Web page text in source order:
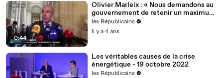
0:44
Olivier Marleix : « Nous demandons au
gouvernement de retenir un maximum
de nos propositions. »
les Républicains
il y a 4 ans
Les véritables causes de la crise
énergétique - 19 octobre 2022
les Républicains